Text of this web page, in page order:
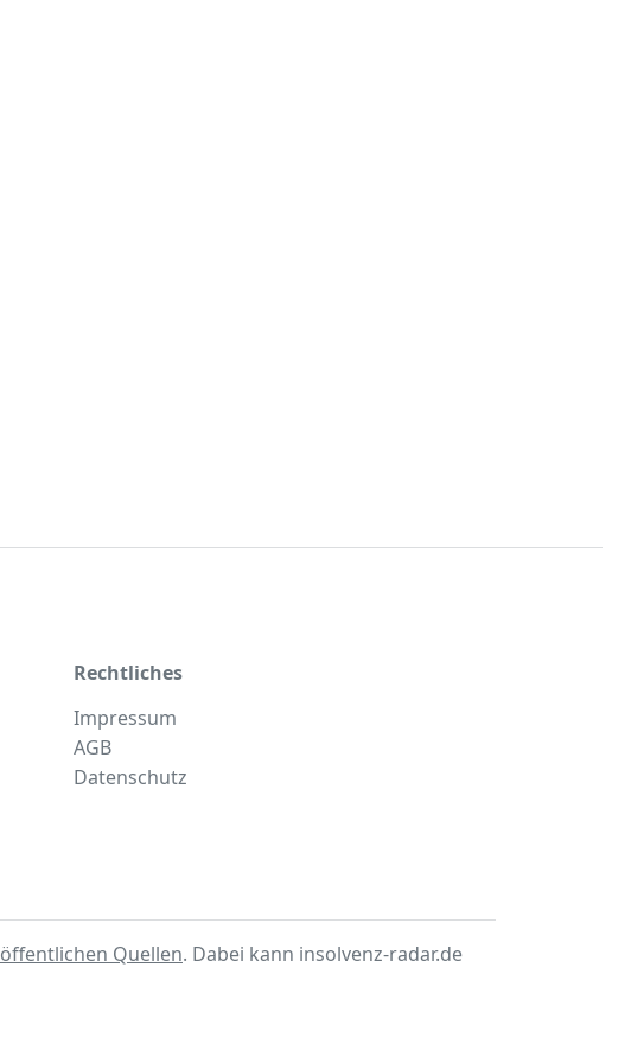
Rechtliches
Impressum
AGB
Datenschutz
öffentlichen Quellen. Dabei kann insolvenz-radar.de